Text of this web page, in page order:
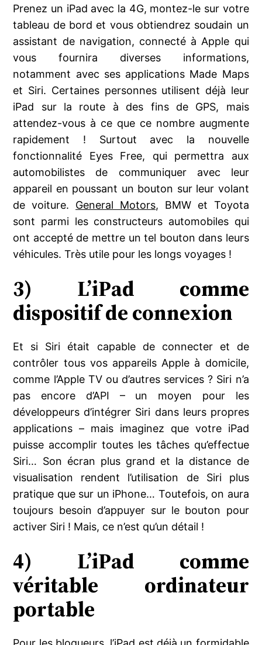
Prenez un iPad avec la 4G, montez-le sur votre
tableau de bord et vous obtiendrez soudain un
assistant de navigation, connecté à Apple qui
vous fournira diverses informations,
notamment avec ses applications Made Maps
et Siri. Certaines personnes utilisent déjà leur
iPad sur la route à des fins de GPS, mais
attendez-vous à ce que ce nombre augmente
rapidement ! Surtout avec la nouvelle
fonctionnalité Eyes Free, qui permettra aux
automobilistes de communiquer avec leur
appareil en poussant un bouton sur leur volant
de voiture. General Motors, BMW et Toyota
sont parmi les constructeurs automobiles qui
ont accepté de mettre un tel bouton dans leurs
véhicules. Très utile pour les longs voyages !
3) L’iPad comme
dispositif de connexion
Et si Siri était capable de connecter et de
contrôler tous vos appareils Apple à domicile,
comme l’Apple TV ou d’autres services ? Siri n’a
pas encore d’API – un moyen pour les
développeurs d’intégrer Siri dans leurs propres
applications – mais imaginez que votre iPad
puisse accomplir toutes les tâches qu’effectue
Siri… Son écran plus grand et la distance de
visualisation rendent l’utilisation de Siri plus
pratique que sur un iPhone… Toutefois, on aura
toujours besoin d’appuyer sur le bouton pour
activer Siri ! Mais, ce n’est qu’un détail !
4) L’iPad comme
véritable ordinateur
portable